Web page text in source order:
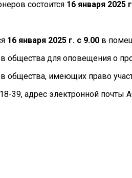
состоится 16 января 2025
16 января 2025 г. с 9.00 в
общества для оповещения о
общества, имеющих право
39, адрес электронной почты